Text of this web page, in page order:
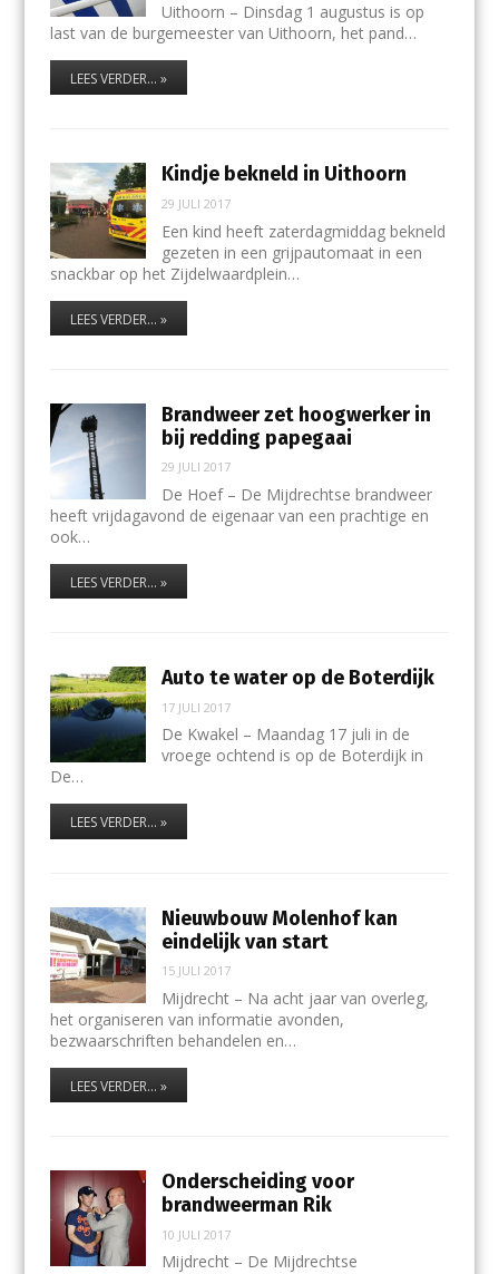
Uithoorn – Dinsdag 1 augustus is op
last van de burgemeester van Uithoorn, het pand…
LEES VERDER... »
Kindje bekneld in Uithoorn
29 JULI 2017
Een kind heeft zaterdagmiddag bekneld
gezeten in een grijpautomaat in een
snackbar op het Zijdelwaardplein…
LEES VERDER... »
Brandweer zet hoogwerker in
bij redding papegaai
29 JULI 2017
De Hoef – De Mijdrechtse brandweer
heeft vrijdagavond de eigenaar van een prachtige en
ook…
LEES VERDER... »
Auto te water op de Boterdijk
17 JULI 2017
De Kwakel – Maandag 17 juli in de
vroege ochtend is op de Boterdijk in
De…
LEES VERDER... »
Nieuwbouw Molenhof kan
eindelijk van start
15 JULI 2017
Mijdrecht – Na acht jaar van overleg,
het organiseren van informatie avonden,
bezwaarschriften behandelen en…
LEES VERDER... »
Onderscheiding voor
brandweerman Rik
10 JULI 2017
Mijdrecht – De Mijdrechtse